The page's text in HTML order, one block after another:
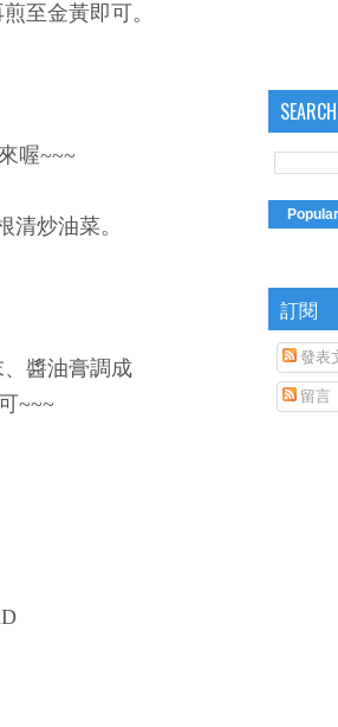
至金黃即可。
喔~~~
清炒油菜。
醬油膏調成
~~~
Popular
訂閱
發表
留言